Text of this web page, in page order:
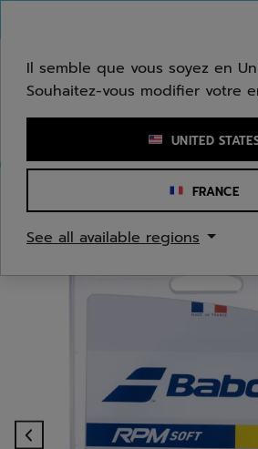
Saisir un mot clé ou un numéro
Il semble que vous soyez en
Souhaitez-vous modifier votre
UNITED
FRANCE
See all available regions